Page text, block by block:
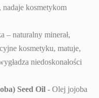
kosmetykom
– naturalny minerał,
kosmetyku, matuje,
niedoskonałości
Seed Oil - Olej jojoba